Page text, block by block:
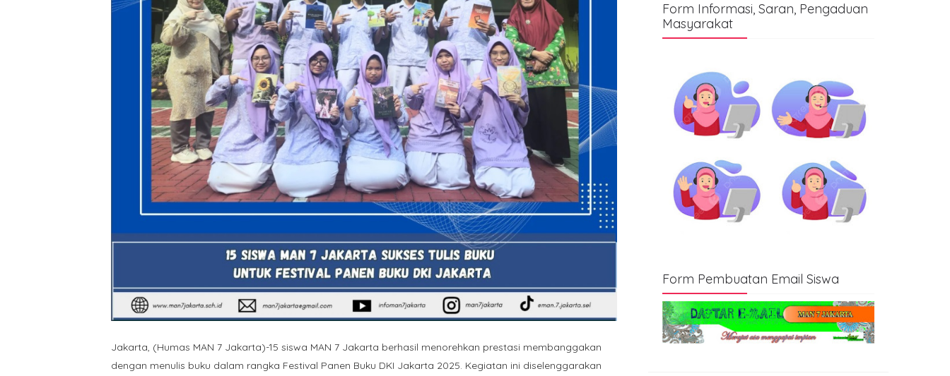
Jakarta, (Humas MAN 7 Jakarta)-15 siswa MAN 7 Jakarta berhasil menorehkan prestasi membanggakan
dengan menulis buku dalam rangka Festival Panen Buku DKI Jakarta 2025. Kegiatan ini diselenggarakan
Form Informasi, Saran, Pengaduan
Masyarakat
Form Pembuatan Email Siswa